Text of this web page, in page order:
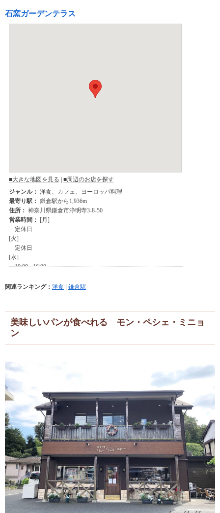
石窯ガーデンテラス
関連ランキング： 洋食 鎌倉駅
美味しいパンが食べれる モン・ペシェ・ミニョ
ン